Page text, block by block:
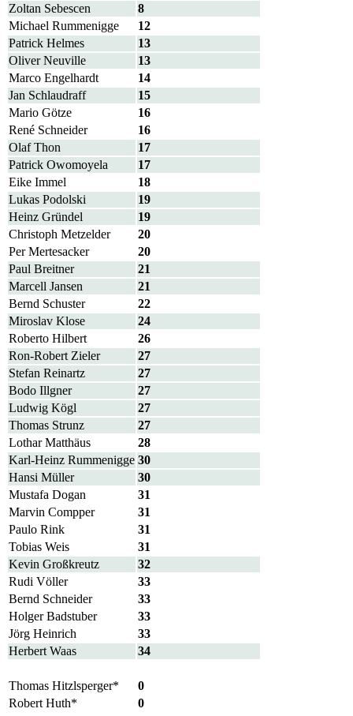
Zoltan Sebescen
8
Michael Rummenigge
12
Patrick Helmes
13
Oliver Neuville
13
Marco Engelhardt
14
Jan Schlaudraff
15
Mario Götze
16
René Schneider
16
Olaf Thon
17
Patrick Owomoyela
17
Eike Immel
18
Lukas Podolski
19
Heinz Gründel
19
Christoph Metzelder
20
Per Mertesacker
20
Paul Breitner
21
Marcell Jansen
21
Bernd Schuster
22
Miroslav Klose
24
Roberto Hilbert
26
Ron-Robert Zieler
27
Stefan Reinartz
27
Bodo Illgner
27
Ludwig Kögl
27
Thomas Strunz
27
Lothar Matthäus
28
Karl-Heinz Rummenigge 30
Hansi Müller
30
Mustafa Dogan
31
Marvin Compper
31
Paulo Rink
31
Tobias Weis
31
Kevin Großkreutz
32
Rudi Völler
33
Bernd Schneider
33
Holger Badstuber
33
Jörg Heinrich
33
Herbert Waas
34
Thomas Hitzlsperger*
0
Robert Huth*
0